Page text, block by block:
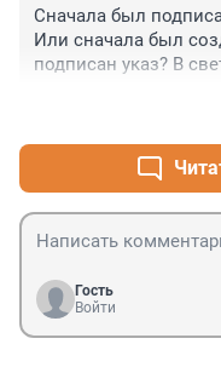
Сначала был
Или сначала был
подписан указ? В
Гость
Войти